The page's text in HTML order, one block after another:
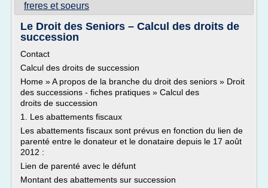
freres et soeurs
Le Droit des Seniors – Calcul des droits de
succession
Contact
Calcul des droits de succession
Home » A propos de la branche du droit des seniors » Droit
des successions - fiches pratiques » Calcul des
droits de succession
1. Les abattements fiscaux
Les abattements fiscaux sont prévus en fonction du lien de
parenté entre le donateur et le donataire depuis le 17 août
2012 :
Lien de parenté avec le défunt
Montant des abattements sur succession